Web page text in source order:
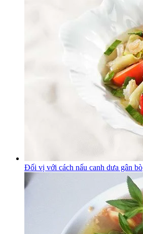
Đối vị với cách nấu canh dưa gân bò